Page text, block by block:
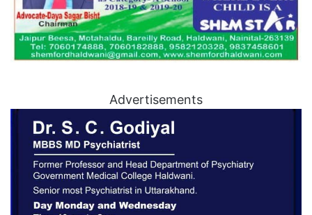
Advertisements